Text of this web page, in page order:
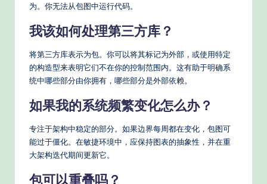
为。你无法从包图中运行代码。
我该如何处理第三方库？
将第三方库表示为包。你可以将其标记为外部，或使用特定
的构造型来表明它们不在你的控制范围内。这有助于明确系
统中哪些部分由你拥有，哪些部分是外部依赖。
如果我的系统频繁变化怎么办？
专注于架构中稳定的部分。如果边界每周都在变化，包图可
能过于僵化。在敏捷环境中，应保持图表的抽象性，并在重
大架构迭代期间更新它。
包可以重叠吗？